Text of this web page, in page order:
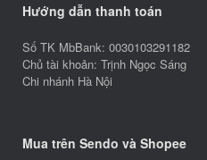
Hướng dẫn thanh toán
Số TK MbBank: 0030103291182
Chủ tài khoản: Trịnh Ngọc Sáng
Chi nhánh Hà Nội
Mua trên Sendo và Shopee